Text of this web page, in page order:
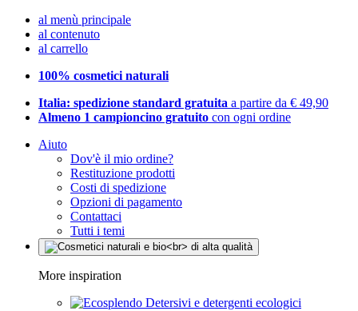
al menù principale
al contenuto
al carrello
100% cosmetici naturali
Italia: spedizione standard gratuita a partire da € 49,90
Almeno 1 campioncino gratuito con ogni ordine
Aiuto
Dov'è il mio ordine?
Restituzione prodotti
Costi di spedizione
Opzioni di pagamento
Contattaci
Tutti i temi
More inspiration
Detersivi e detergenti ecologici